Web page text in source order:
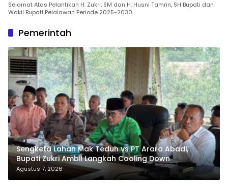
Selamat Atas Pelantikan H. Zukri, SM dan H. Husni Tamrin, SH Bupati dan
Wakil Bupati Pelalawan Periode 2025-2030
Pemerintah
Sengketa Lahan Mak Teduh vs PT Arara Abadi,
Bupati Zukri Ambil Langkah Cooling Down
Agustus 7, 2026